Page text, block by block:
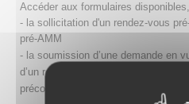
Accéder aux formulaires
- la sollicitation d'un rendez-vous
pré-AMM
- la soumission d’une demande en
d’un renouvellement, d’une
précoce